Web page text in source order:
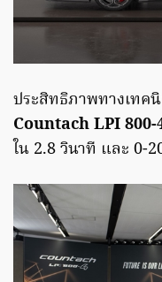
ประสิทธิภาพทางเทค
Countach LPI 800-
ใน 2.8 วินาที และ 0-